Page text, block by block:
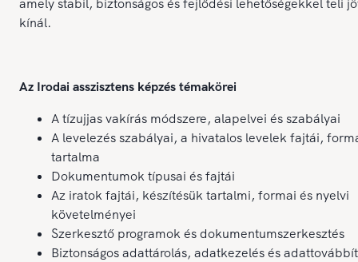
kínál.
Az Irodai asszisztens képzés témakörei
A tízujjas vakírás módszere, alapelvei és szabályai
A levelezés szabályai, a hivatalos levelek fajtái,
tartalma
Dokumentumok típusai és fajtái
Az iratok fajtái, készítésük tartalmi, formai és nyelvi
követelményei
Szerkesztő programok és dokumentumszerkesztés
Biztonságos adattárolás, adatkezelés és